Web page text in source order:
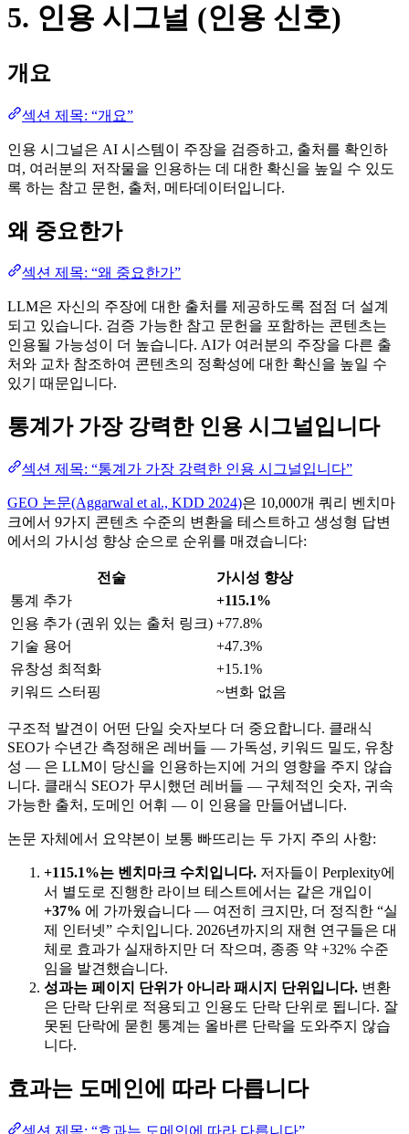
5. 인용 시그널 (인용 신호)
개요
섹션 제목: “개요”
인용 시그널은 AI 시스템이 주장을 검증하고, 출처를 확인하
며, 여러분의 저작물을 인용하는 데 대한 확신을 높일 수 있도
록 하는 참고 문헌, 출처, 메타데이터입니다.
왜 중요한가
섹션 제목: “왜 중요한가”
LLM은 자신의 주장에 대한 출처를 제공하도록 점점 더 설계
되고 있습니다. 검증 가능한 참고 문헌을 포함하는 콘텐츠는
인용될 가능성이 더 높습니다. AI가 여러분의 주장을 다른 출
처와 교차 참조하여 콘텐츠의 정확성에 대한 확신을 높일 수
있기 때문입니다.
통계가 가장 강력한 인용 시그널입니다
섹션 제목: “통계가 가장 강력한 인용 시그널입니다”
GEO 논문(Aggarwal et al., KDD 2024)은 10,000개 쿼리 벤치마
크에서 9가지 콘텐츠 수준의 변환을 테스트하고 생성형 답변
에서의 가시성 향상 순으로 순위를 매겼습니다:
전술
가시성 향상
통계 추가
+115.1%
인용 추가 (권위 있는 출처 링크) +77.8%
기술 용어
+47.3%
유창성 최적화
+15.1%
키워드 스터핑
~변화 없음
구조적 발견이 어떤 단일 숫자보다 더 중요합니다. 클래식
SEO가 수년간 측정해온 레버들 — 가독성, 키워드 밀도, 유창
성 — 은 LLM이 당신을 인용하는지에 거의 영향을 주지 않습
니다. 클래식 SEO가 무시했던 레버들 — 구체적인 숫자, 귀속
가능한 출처, 도메인 어휘 — 이 인용을 만들어냅니다.
논문 자체에서 요약본이 보통 빠뜨리는 두 가지 주의 사항:
+115.1%는 벤치마크 수치입니다. 저자들이 Perplexity에
서 별도로 진행한 라이브 테스트에서는 같은 개입이
+37% 에 가까웠습니다 — 여전히 크지만, 더 정직한 “실
제 인터넷” 수치입니다. 2026년까지의 재현 연구들은 대
체로 효과가 실재하지만 더 작으며, 종종 약 +32% 수준
임을 발견했습니다.
성과는 페이지 단위가 아니라 패시지 단위입니다. 변환
은 단락 단위로 적용되고 인용도 단락 단위로 됩니다. 잘
못된 단락에 묻힌 통계는 올바른 단락을 도와주지 않습
니다.
효과는 도메인에 따라 다릅니다
섹션 제목: “효과는 도메인에 따라 다릅니다”